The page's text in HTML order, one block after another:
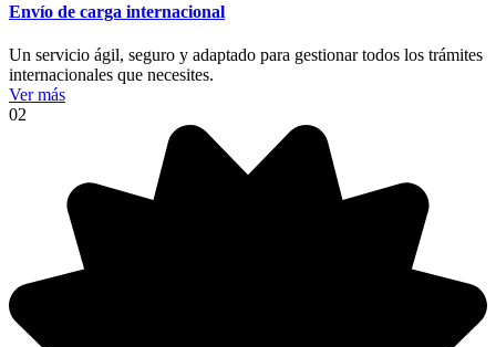
Envío de carga internacional
Un servicio ágil, seguro y adaptado para gestionar todos los trámites
internacionales que necesites.
Ver más
02